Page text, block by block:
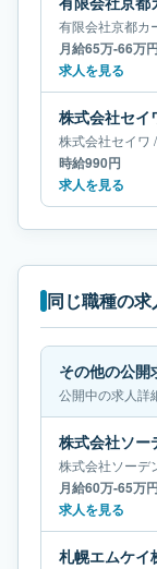
有限会社京都カ
月給65万-66万円
求人を見る
株式会社セイワ /
時給990円
求人を見る
同じ職種の求
その他の公開
公開中の求人詳
株式会社ソーデ
月給60万-65万円
求人を見る